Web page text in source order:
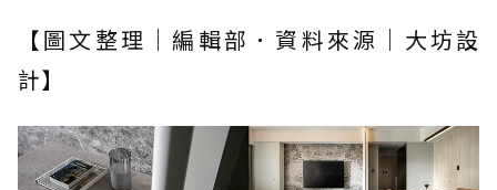
【圖文整理｜編輯部．資料來源｜大坊設
計】